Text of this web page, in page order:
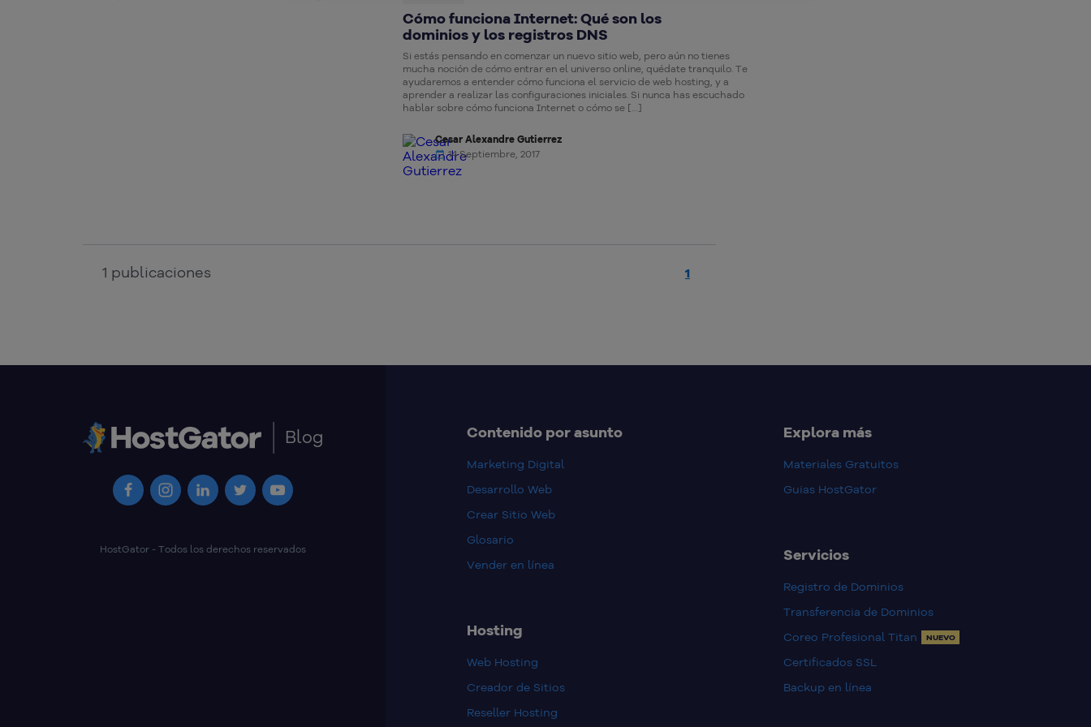
Cómo funciona Internet: Qué son los
dominios y los registros DNS
Si estás pensando en comenzar un nuevo sitio web, pero aún no tienes
mucha noción de cómo entrar en el universo online, quédate tranquilo. Te
ayudaremos a entender cómo funciona el servicio de web hosting, y a
aprender a realizar las configuraciones iniciales. Si nunca has escuchado
hablar sobre cómo funciona Internet o cómo se […]
Cesar Alexandre Gutierrez
14 Septiembre, 2017
1 publicaciones 1
Blog
HostGator - Todos los derechos reservados
Contenido por asunto
Marketing Digital
Desarrollo Web
Crear Sitio Web
Glosario
Vender en línea
Hosting
Web Hosting
Creador de Sitios
Reseller Hosting
Explora más
Materiales Gratuitos
Guias HostGator
Servicios
Registro de Dominios
Transferencia de Dominios
Coreo Profesional Titan
NUEVO
Certificados SSL
Backup en línea